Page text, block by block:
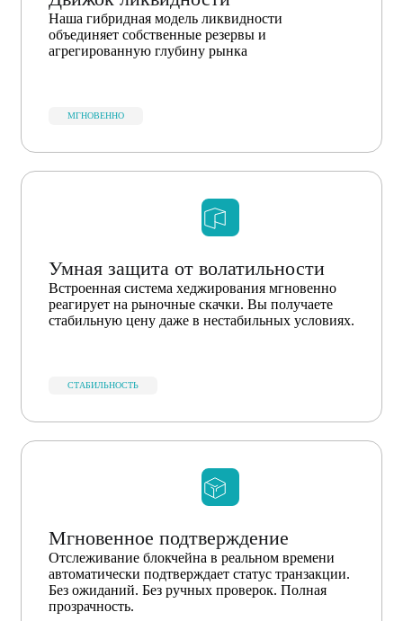
Наша гибридная модель ликвидности
объединяет собственные резервы и
агрегированную глубину рынка
МГНОВЕННО
Умная защита от волатильности
Встроенная система хеджирования мгновенно
реагирует на рыночные скачки. Вы получаете
стабильную цену даже в нестабильных условиях.
СТАБИЛЬНОСТЬ
Мгновенное подтверждение
Отслеживание блокчейна в реальном времени
автоматически подтверждает статус транзакции.
Без ожиданий. Без ручных проверок. Полная
прозрачность.